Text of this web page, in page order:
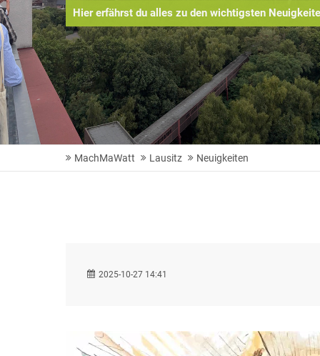
Hier erfährst du alles zu den wichtigsten
MachMaWatt Lausitz Neuigkeiten
2025-10-27 14:41